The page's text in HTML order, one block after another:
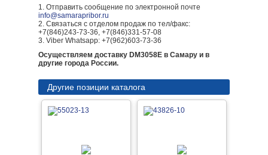
1. Отправить сообщение по электронной почте
info@samarapribor.ru
2. Связаться с отделом продаж по тел/факс:
+7(846)243-73-36, +7(846)331-57-08
3. Viber Whatsapp: +7(962)603-73-36
Осуществляем доставку DM3058E в Самару и в
другие города России.
Другие позиции каталога